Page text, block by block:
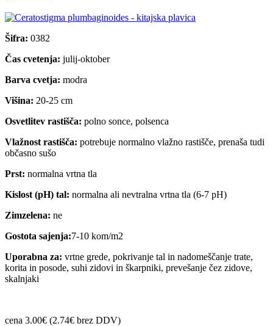
Šifra: 0382
Čas cvetenja: julij-oktober
Barva cvetja: modra
Višina: 20-25 cm
Osvetlitev rastišča: polno sonce, polsenca
Vlažnost rastišča: potrebuje normalno vlažno rastišče, prenaša tudi
občasno sušo
Prst: normalna vrtna tla
Kislost (pH) tal: normalna ali nevtralna vrtna tla (6-7 pH)
Zimzelena: ne
Gostota sajenja:7-10 kom/m2
Uporabna za: vrtne grede, pokrivanje tal in nadomeščanje trate,
korita in posode, suhi zidovi in škarpniki, prevešanje čez zidove,
skalnjaki
cena 3.00€ (2.74€ brez DDV)